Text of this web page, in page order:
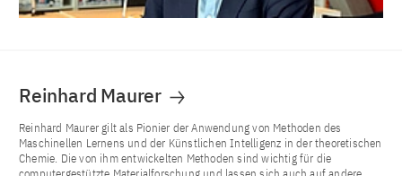
Reinhard Maurer
Reinhard Maurer gilt als Pionier der Anwendung von Methoden des
Maschinellen Lernens und der Künstlichen Intelligenz in der theoretischen
Chemie. Die von ihm entwickelten Methoden sind wichtig für die